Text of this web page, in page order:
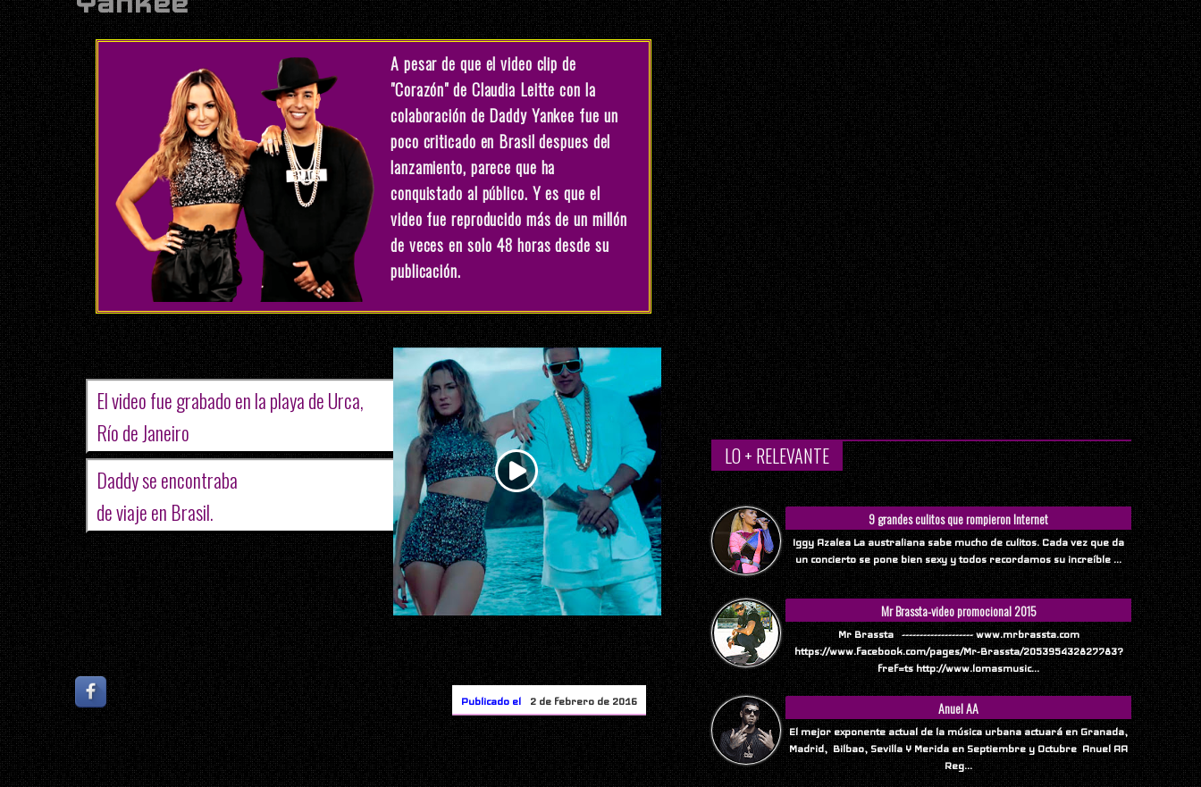
A pesar de que el video clip de
"Corazón" de Claudia Leitte con la
colaboración de Daddy Yankee fue un
poco criticado en Brasil despues del
lanzamiento, parece que ha
conquistado al público. Y es que el
video fue reproducido más de un millón
de veces en solo 48 horas desde su
publicación.
El video fue grabado en la playa de Urca,
Río de Janeiro
Daddy se encontraba
de viaje en Brasil.
Publicado el 2 de febrero de 2016
LO + RELEVANTE
9 grandes culitos que rompieron Internet
Iggy Azalea La australiana sabe mucho de culitos. Cada vez que da
un concierto se pone bien sexy y todos recordamos su increíble ...
Mr Brassta-video promocional 2015
Mr Brassta -------------------- www.mrbrassta.com
https://www.facebook.com/pages/Mr-Brassta/205395432827783?
fref=ts http://www.lomasmusic...
Anuel AA
El mejor exponente actual de la música urbana actuará en Granada,
Madrid, Bilbao, Sevilla Y Merida en Septiembre y Octubre Anuel AA
Reg...